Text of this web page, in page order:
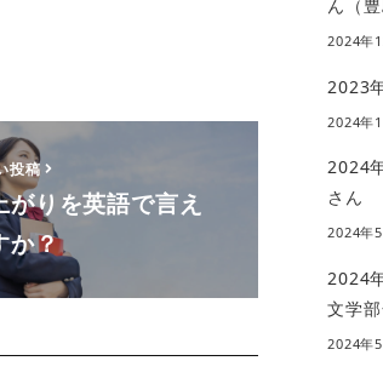
投稿
がりを英語で言え
か？
ん（
2024年
2023
2024年
2024
さん
2024年
2024
文学
2024年